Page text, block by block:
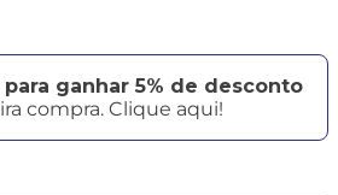
para ganhar 5% de desconto
compra. Clique aqui!